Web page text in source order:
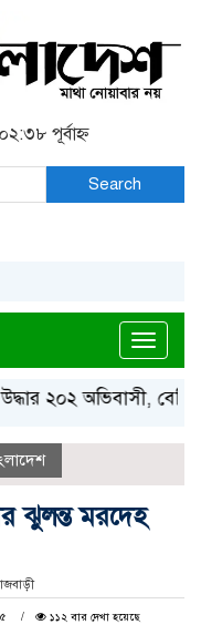
পূর্বাহ্ন
Search
২০২ অভিবাসী, বেশিরভাগই
ঝুলন্ত মরদেহ
১১২ বার দেখা হয়েছে